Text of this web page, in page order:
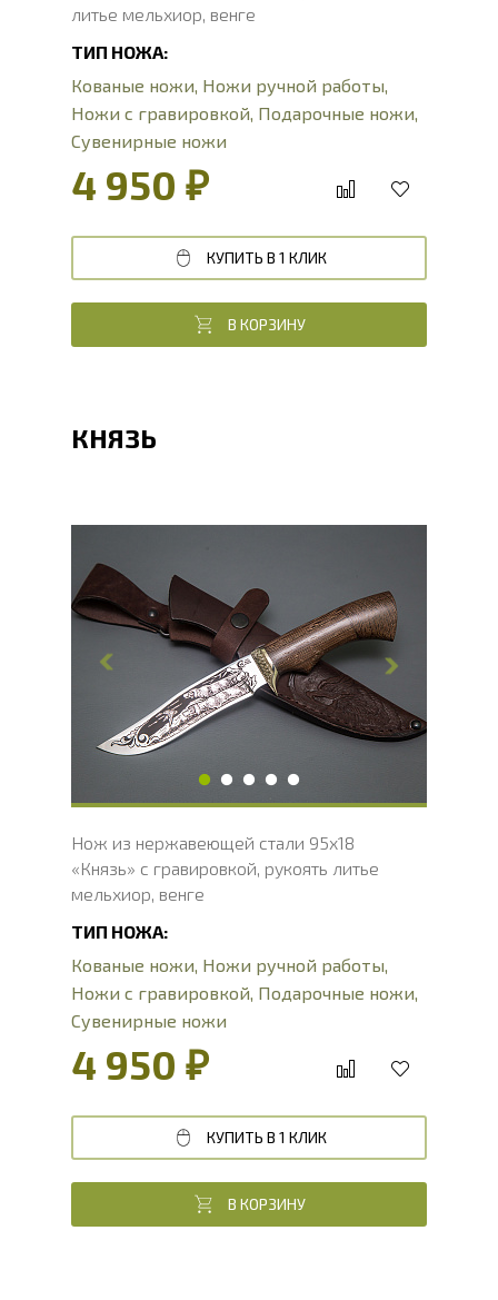
литье мельхиор, венге
ТИП НОЖА:
Кованые ножи, Ножи ручной работы,
Ножи с гравировкой, Подарочные ножи,
Сувенирные ножи
4 950 ₽
КУПИТЬ В 1 КЛИК
В КОРЗИНУ
КНЯЗЬ
Общая длина, мм
Длина клинка, мм
140.5
Ширина клинка, мм
31.2
Толщина обуха, мм
Ширина рукояти, мм
29.6
Длина рукояти, мм
127.5
Толщина рукояти, мм
24.8
Твердость клинка, HRC
56 - 58 HRC
Нож из нержавеющей стали 95х18
«Князь» с гравировкой, рукоять литье
мельхиор, венге
ТИП НОЖА:
Кованые ножи, Ножи ручной работы,
Ножи с гравировкой, Подарочные ножи,
Сувенирные ножи
4 950 ₽
КУПИТЬ В 1 КЛИК
В КОРЗИНУ